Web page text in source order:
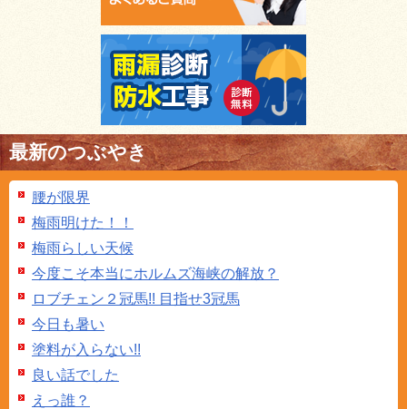
最新のつぶやき
腰が限界
梅雨明けた！！
梅雨らしい天候
今度こそ本当にホルムズ海峡の解放？
ロブチェン２冠馬!! 目指せ3冠馬
今日も暑い
塗料が入らない!!
良い話でした
えっ誰？